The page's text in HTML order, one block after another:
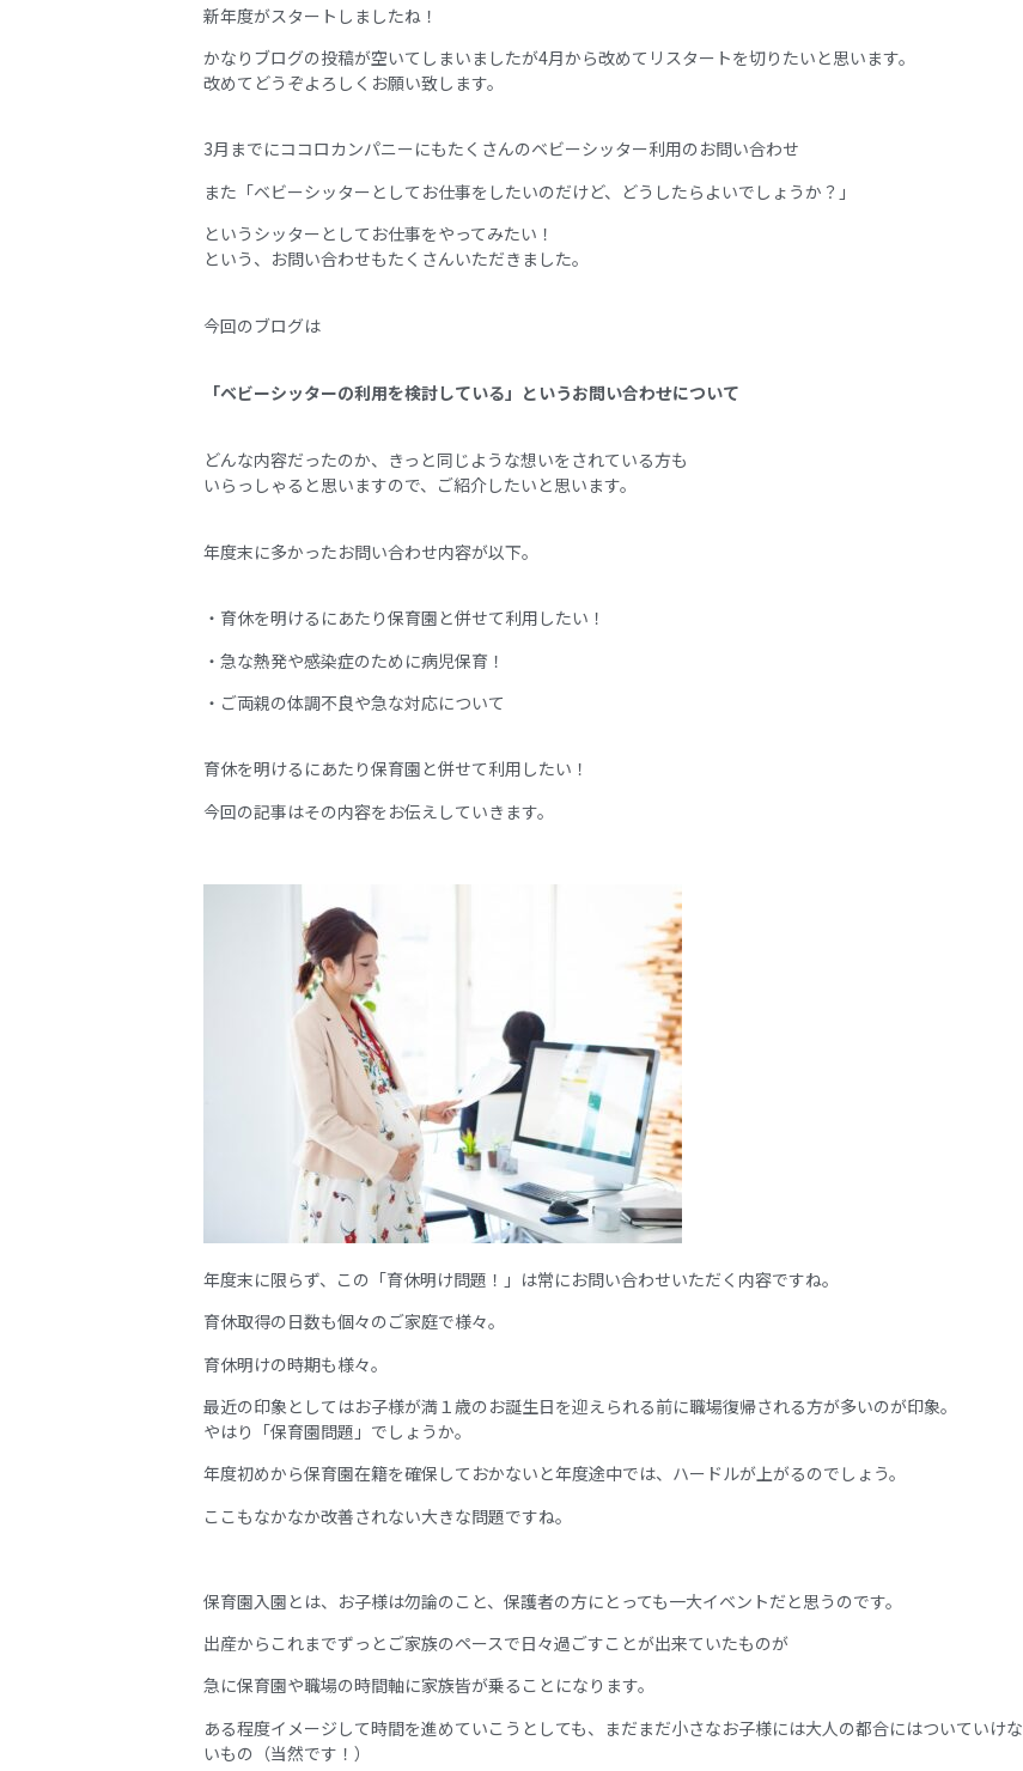
新年度がスタートしましたね！
かなりブログの投稿が空いてしまいましたが4月から改めてリスタートを切りたいと思います。
改めてどうぞよろしくお願い致します。
3月までにココロカンパニーにもたくさんのベビーシッター利用のお問い合わせ
また「ベビーシッターとしてお仕事をしたいのだけど、どうしたらよいでしょうか？」
というシッターとしてお仕事をやってみたい！
という、お問い合わせもたくさんいただきました。
今回のブログは
「ベビーシッターの利用を検討している」というお問い合わせについて
どんな内容だったのか、きっと同じような想いをされている方も
いらっしゃると思いますので、ご紹介したいと思います。
年度末に多かったお問い合わせ内容が以下。
・育休を明けるにあたり保育園と併せて利用したい！
・急な熱発や感染症のために病児保育！
・ご両親の体調不良や急な対応について
育休を明けるにあたり保育園と併せて利用したい！
今回の記事はその内容をお伝えしていきます。
年度末に限らず、この「育休明け問題！」は常にお問い合わせいただく内容ですね。
育休取得の日数も個々のご家庭で様々。
育休明けの時期も様々。
最近の印象としてはお子様が満１歳のお誕生日を迎えられる前に職場復帰される方が多いのが印象。
やはり「保育園問題」でしょうか。
年度初めから保育園在籍を確保しておかないと年度途中では、ハードルが上がるのでしょう。
ここもなかなか改善されない大きな問題ですね。
保育園入園とは、お子様は勿論のこと、保護者の方にとっても一大イベントだと思うのです。
出産からこれまでずっとご家族のペースで日々過ごすことが出来ていたものが
急に保育園や職場の時間軸に家族皆が乗ることになります。
ある程度イメージして時間を進めていこうとしても、まだまだ小さなお子様には大人の都合にはついていけな
いもの（当然です！）